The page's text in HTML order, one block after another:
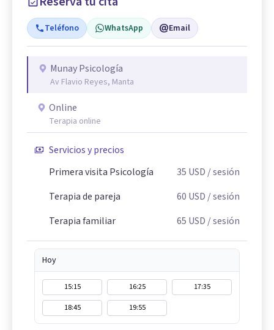
Teléfono WhatsApp Email
Munay Psicología
Av Flavio Reyes, Manta
Online
Terapia online
Servicios y precios
Primera visita Psicología
35 USD / sesión
Terapia de pareja
60 USD / sesión
Terapia familiar
65 USD / sesión
Hoy
15:15 16:25
17:35
18:45
19:55